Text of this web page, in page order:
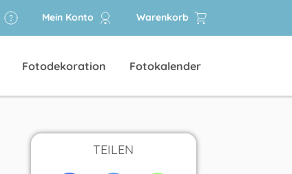
Mein Konto Warenkorb
Fotodekoration Fotokalender
TEILEN